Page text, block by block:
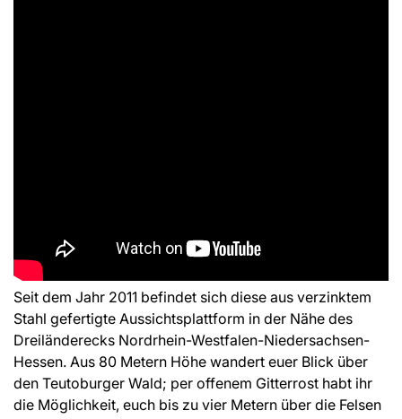
Seit dem Jahr 2011 befindet sich diese aus verzinktem
Stahl gefertigte Aussichtsplattform in der Nähe des
Dreiländerecks Nordrhein-Westfalen-Niedersachsen-
Hessen. Aus 80 Metern Höhe wandert euer Blick über
den Teutoburger Wald; per offenem Gitterrost habt ihr
die Möglichkeit, euch bis zu vier Metern über die Felsen